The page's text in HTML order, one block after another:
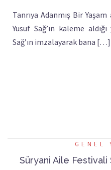
Tanrıya Adanmış Bir
Yusuf Sağ’ın kaleme
Sağ’ın imzalayarak bana […]
GENEL
Süryani Aile Festivali